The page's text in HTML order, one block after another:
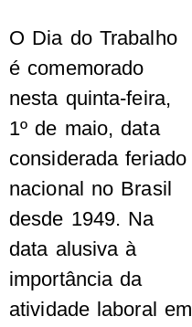
O Dia do Trabalho
é comemorado
nesta quinta-feira,
1º de maio, data
considerada feriado
nacional no Brasil
desde 1949. Na
data alusiva à
importância da
atividade laboral em